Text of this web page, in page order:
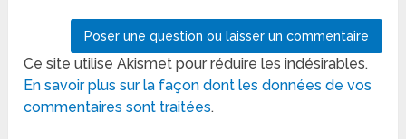
Ce site utilise Akismet pour réduire les indésirables.
En savoir plus sur la façon dont les données de vos
commentaires sont traitées.